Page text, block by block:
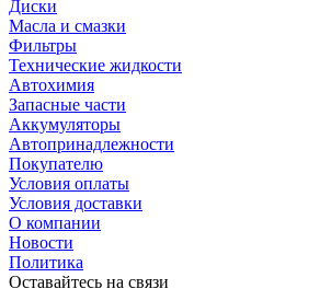
Диски
Масла и смазки
Фильтры
Технические жидкости
Автохимия
Запасные части
Аккумуляторы
Автопринадлежности
Покупателю
Условия оплаты
Условия доставки
О компании
Новости
Политика
Оставайтесь на связи